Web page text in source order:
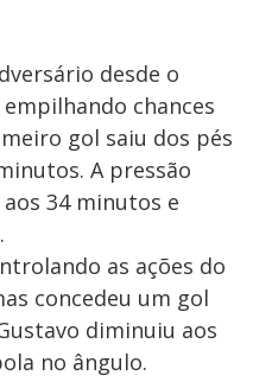
desde o
chances
gol saiu dos pés
A pressão
34 minutos e
as ações do
concedeu um gol
diminuiu aos
no ângulo.